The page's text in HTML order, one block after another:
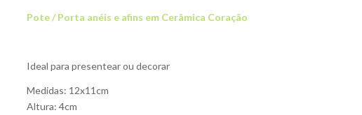
Pote / Porta anéis e afins em Cerâmica Coração
Ideal para presentear ou decorar
Medidas: 12x11cm
Altura: 4cm